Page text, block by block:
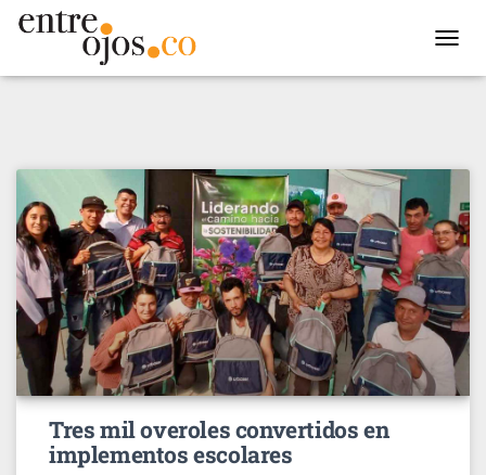
Tres mil overoles convertidos en
implementos escolares